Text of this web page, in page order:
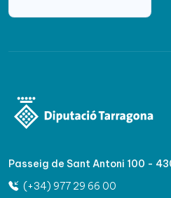
Passeig de Sant Antoni 100 -
(+34) 977 29 66 00